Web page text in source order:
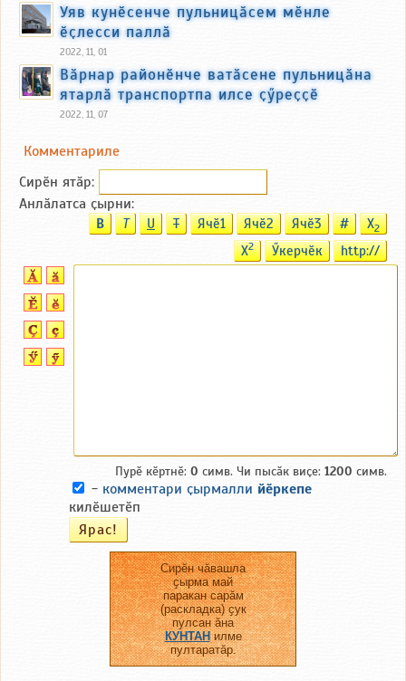
Уяв кунӗсенче пульницӑсем мӗнле
ӗҫлесси паллӑ
2022, 11, 01
Вӑрнар районӗнче ватӑсене пульницӑна
ятарлӑ транспортпа илсе ҫӳреҫҫӗ
2022, 11, 07
Комментариле
Сирӗн ятӑp:
Анлӑлатса ҫырни:
B T U T Ячӗ1 Ячӗ2 Ячӗ3 # X2
X2 Ӳкерчӗк http://
Пурӗ кӗртнӗ: 0 симв. Чи пысӑк виҫе: 1200 симв.
- комментари ҫырмалли йӗркепе
килӗшетӗп
Сирӗн чӑвашла
ҫырма май
паракан сарӑм
(раскладка) ҫук
пулсан ӑна
КУНТАНилме
пултаратӑр.